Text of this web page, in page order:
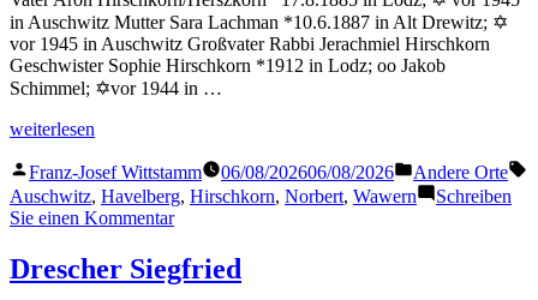
in Auschwitz Mutter Sara Lachman *10.6.1887 in Alt Drewitz; ✡
vor 1945 in Auschwitz Großvater Rabbi Jerachmiel Hirschkorn
Geschwister Sophie Hirschkorn *1912 in Lodz; oo Jakob
Schimmel; ✡vor 1944 in …
„Hirschkorn
weiterlesen
Veröffentlicht
von
Franz-Josef Wittstamm 06/08/202606/08/2026
Veröffentlicht
in
Andere Orte
Auschwitz, Havelberg, Hirschkorn, Norbert, Wawern
Schreiben
Sie einen Kommentarzu
Norbert
Drescher Siegfried